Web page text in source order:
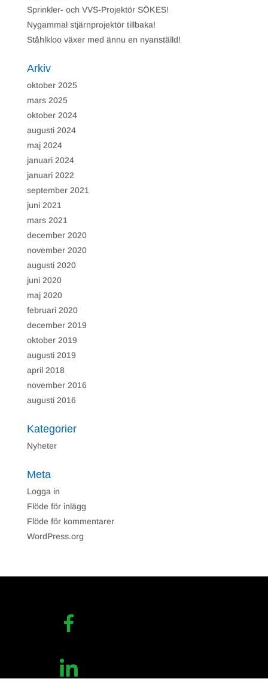
Sprinkler- och VVS-Projektör SÖKES!
Nygammal stjärnprojektör tillbaka!
Ståhlkloo växer med ännu en nyanställd!
Arkiv
oktober 2025
mars 2025
oktober 2024
augusti 2024
maj 2024
januari 2024
januari 2022
september 2021
juni 2021
mars 2021
december 2020
november 2020
augusti 2020
juni 2020
maj 2020
februari 2020
december 2019
oktober 2019
augusti 2019
april 2018
november 2016
augusti 2016
Kategorier
Nyheter
Meta
Logga in
Flöde för inlägg
Flöde för kommentarer
WordPress.org
Dessa cookies
lagrar inga
personligt
identifierbara